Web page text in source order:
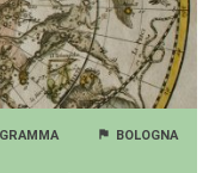
BOLOGNA